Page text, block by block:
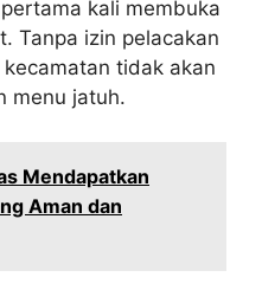
kali membuka
Tanpa izin pelacakan
tidak akan
menu jatuh.
Mendapatkan
Aman dan